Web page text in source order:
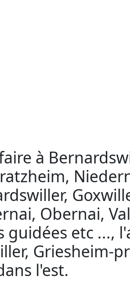
à
Obernai,
guidées etc ...,
Griesheim-
l'est.